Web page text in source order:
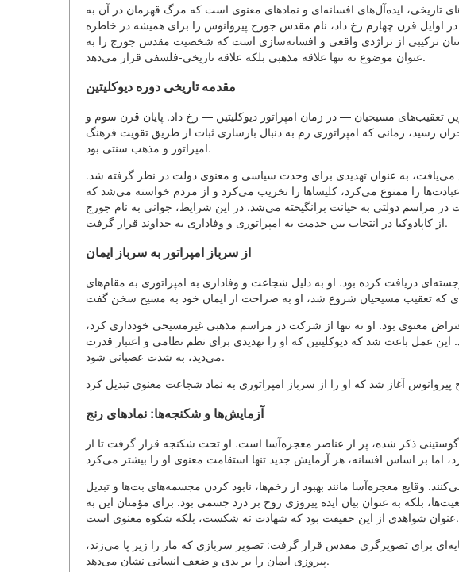
تاریخی، ایده‌آل‌های افسانه‌ای و نمادهای معنوی است که مرگ قهرمان در آن به
اوایل قرن چهارم رخ داد، نام مقدس جورج پیروانوس را برای همیشه در خاطره
ترکیبی از تراژدی واقعی و افسانه‌سازی است که شخصیت مقدس جورج را به
عنوان موضوع نه تنها علاقه مذهبی بلکه علاقه تاریخی-فلسفی قرار می‌دهد.
مقدمه تاریخی دوره دیوکلیتین
تعقیب‌های مسیحیان — در زمان امپراتور دیوکلیتین — رخ داد. پایان قرن سوم و
رسید، زمانی که امپراتوری رم به دنبال بازسازی ثبات از طریق تقویت فرهنگ
امپراتور و مذهب سنتی بود.
به عنوان تهدیدی برای وحدت سیاسی و معنوی دولت در نظر گرفته شد.
را ممنوع می‌کرد، کلیساها را تخریب می‌کرد و از مردم خواسته می‌شد که
در مراسم دولتی به خیانت برانگیخته می‌شد. در این شرایط، جوانی به نام جورج
از کاپادوکیا در انتخاب بین خدمت به امپراتوری و وفاداری به خداوند قرار گرفت.
از سرباز امپراتور به سرباز ایمان
دریافت کرده بود. او به دلیل شجاعت و وفاداری به امپراتوری به مقام‌های
معنوی بود. او نه تنها از شرکت در مراسم مذهبی غیرمسیحی خودداری کرد،
عمل باعث شد که دیوکلیتین که او را تهدیدی برای نظم نظامی و اعتبار قدرت
می‌دید، به شدت عصبانی شود.
آزمایش‌ها و شکنجه‌ها: نمادهای رنج
ذکر شده، پر از عناصر معجزه‌آسا است. او تحت شکنجه قرار گرفت تا از
وقایع معجزه‌آسا مانند بهبود از زخم‌ها، نابود کردن مجسمه‌های بت‌ها و تبدیل
بلکه به عنوان بیان ایده پیروزی روح بر درد جسمی بود. برای مؤمنان این به
عنوان شواهدی از این حقیقت بود که شهادت نه شکست، بلکه شکوه معنوی است.
برای تصویرگری مقدس قرار گرفت: تصویر سربازی که مار را زیر پا می‌زند،
پیروزی ایمان را بر بدی و ضعف انسانی نشان می‌دهد.